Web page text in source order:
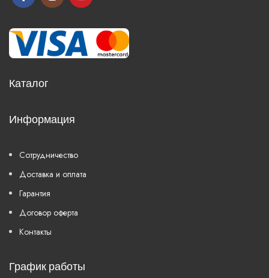
Каталог
Информация
Сотрудничество
Доставка и оплата
Гарантия
Договор оферта
Контакты
График работы